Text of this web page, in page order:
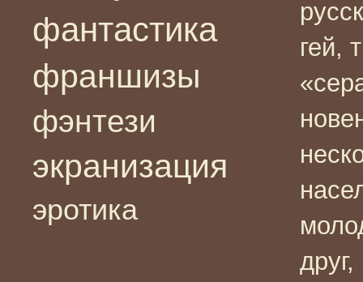
фантастика
франшизы
фэнтези
экранизация
эротика
гей,